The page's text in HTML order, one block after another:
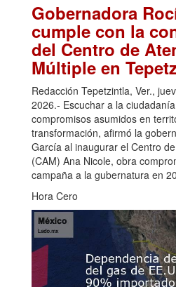
Gobernadora
cumple con la
del Centro de
Múltiple en
Redacción Tepetzintla, Ver.,
2026.- Escuchar a la
compromisos asumidos en
transformación, afirmó la
García al inaugurar el Centro
(CAM) Ana Nicole, obra
campaña a la gubernatura en
Hora Cero